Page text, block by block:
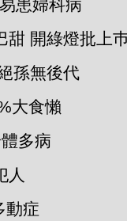
易患婦科病
甜 開綠燈批上
孫無後代
大食懶
多病
人
動症